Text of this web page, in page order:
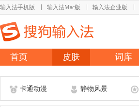
输入法手机版 输入法Mac版 输入法企业版
首页 皮肤 词库
卡通动漫 静物风景